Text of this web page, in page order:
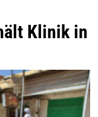
Klinik in